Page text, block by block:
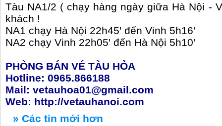
Tàu NA1/2 ( chạy hàng ngày giữa Hà Nội -
khách !
NA1 chạy Hà Nội 22h45' đến Vinh 5h16'
NA2 chạy Vinh 22h05' đến Hà Nội 5h10'
PHÒNG BÁN VÉ TÀU HỎA
Hotline: 0965.866188
Mail: vetauhoa01@gmail.com
Web: http://vetauhanoi.com
» Các tin mới hơn